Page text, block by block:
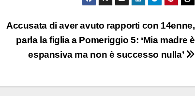
Accusata di aver avuto rapporti con 14enne,
parla la figlia a Pomeriggio 5: ‘Mia madre è
espansiva ma non è successo nulla’